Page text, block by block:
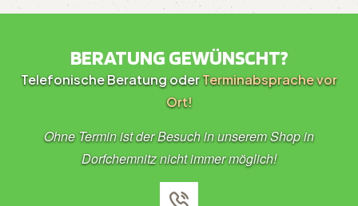
BERATUNG GEWÜNSCHT?
Telefonische Beratung oderTerminabsprache vor
Ort!
Ohne Termin ist der Besuch in unserem Shop in
Dorfchemnitz nicht immer möglich!